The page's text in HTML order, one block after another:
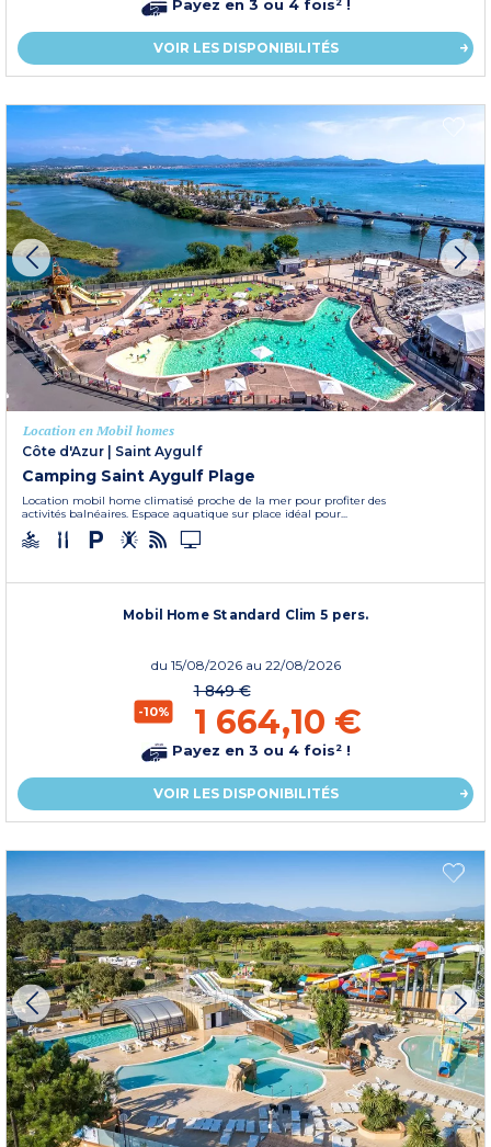
Payez en 3 ou 4 fois² !
VOIR LES DISPONIBILITÉS
Location en Mobil homes
Côte d'Azur | Saint Aygulf
Camping Saint Aygulf Plage
Location mobil home climatisé proche de la mer pour profiter des
activités balnéaires. Espace aquatique sur place idéal pour...
Mobil Home Standard Clim 5 pers.
du 15/08/2026 au 22/08/2026
-10%
1 849 €
1 664,10 €
Payez en 3 ou 4 fois² !
VOIR LES DISPONIBILITÉS